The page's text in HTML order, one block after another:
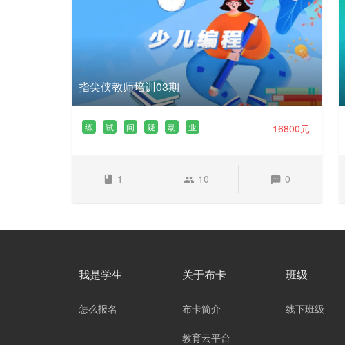
指尖侠教师培训03期
练 试 问 疑 动 业 16800元
1 10 0
我是学生
怎么报名
关于布卡
布卡简介
教育云平台
班级
线下班级